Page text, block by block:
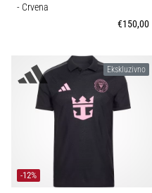
- Crvena
€150,00
Ekskluzivno
-12%